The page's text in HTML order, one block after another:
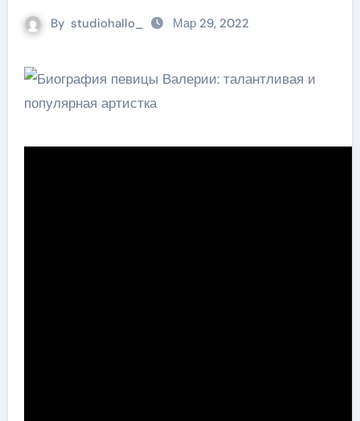
By studiohallo_ Мар 29, 2022